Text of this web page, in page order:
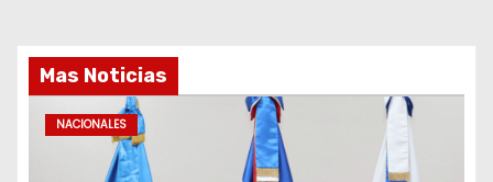
Mas Noticias
NACIONALES